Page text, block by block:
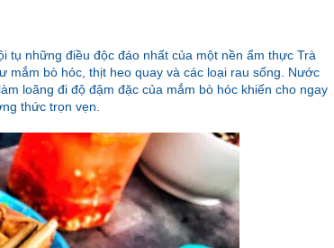
tụ những điều độc đáo nhất của một nền ẩm thực Trà
mắm bò hóc, thịt heo quay và các loại rau sống. Nước
loãng đi độ đậm đặc của mắm bò hóc khiến cho ngay
thức trọn vẹn.